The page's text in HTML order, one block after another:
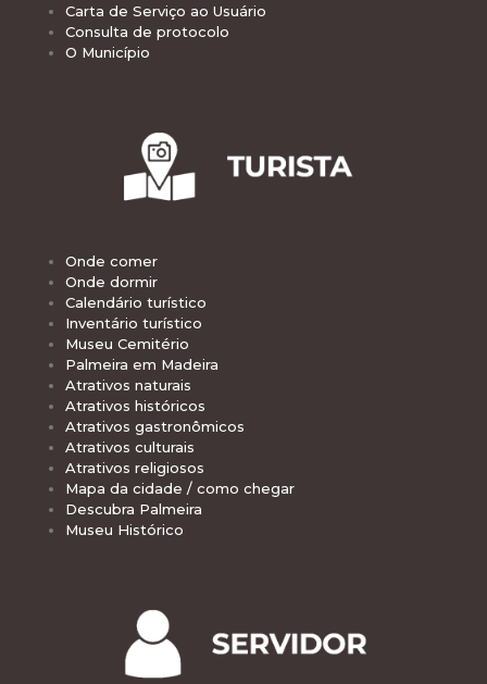
Carta de Serviço ao Usuário
Consulta de protocolo
O Município
Onde comer
Onde dormir
Calendário turístico
Inventário turístico
Museu Cemitério
Palmeira em Madeira
Atrativos naturais
Atrativos históricos
Atrativos gastronômicos
Atrativos culturais
Atrativos religiosos
Mapa da cidade / como chegar
Descubra Palmeira
Museu Histórico